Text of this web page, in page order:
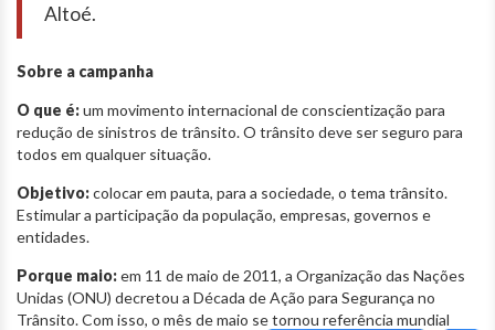
Altoé.
Sobre a campanha
O que é:um movimento internacional de conscientização para
redução de sinistros de trânsito. O trânsito deve ser seguro para
todos em qualquer situação.
Objetivo:colocar em pauta, para a sociedade, o tema trânsito.
Estimular a participação da população, empresas, governos e
entidades.
Porque maio:em 11 de maio de 2011, a Organização das Nações
Unidas (ONU) decretou a Década de Ação para Segurança no
Trânsito. Com isso, o mês de maio se tornou referência mundial